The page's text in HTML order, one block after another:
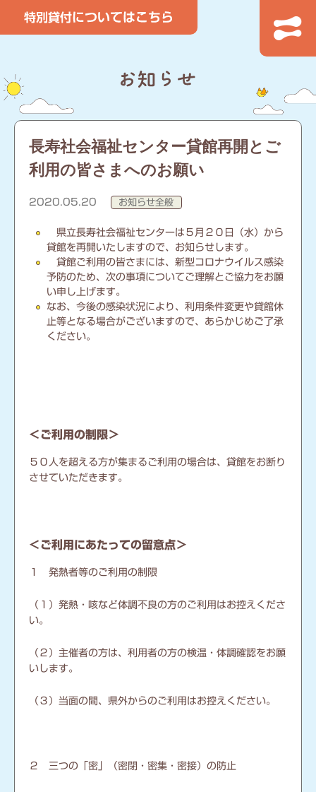
長寿社会福祉センター貸館再開とご
利用の皆さまへのお願い
2020.05.20 お知らせ全般
県立長寿社会福祉センターは５月２０日（水）から
貸館を再開いたしますので、お知らせします。
貸館ご利用の皆さまには、新型コロナウイルス感染
予防のため、次の事項についてご理解とご協力をお願
い申し上げます。
なお、今後の感染状況により、利用条件変更や貸館休
止等となる場合がございますので、あらかじめご了承
ください。
＜ご利用の制限＞
５０人を超える方が集まるご利用の場合は、貸館をお断り
させていただきます。
＜ご利用にあたっての留意点＞
１ 発熱者等のご利用の制限
（１）発熱・咳など体調不良の方のご利用はお控えくださ
い。
（２）主催者の方は、利用者の方の検温・体調確認をお願
いします。
（３）当面の間、県外からのご利用はお控えください。
２ 三つの「密」（密閉・密集・密接）の防止